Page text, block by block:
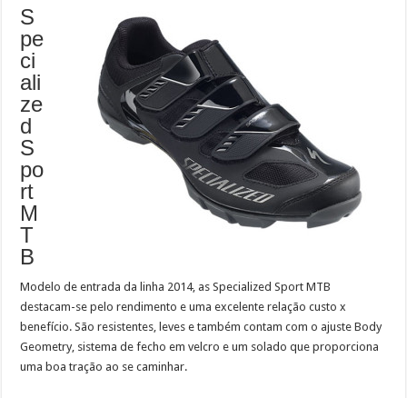
S
pe
ci
ali
ze
d
S
po
rt
M
T
B
Modelo de entrada da linha 2014, as Specialized Sport MTB
destacam-se pelo rendimento e uma excelente relação custo x
benefício. São resistentes, leves e também contam com o ajuste Body
Geometry, sistema de fecho em velcro e um solado que proporciona
uma boa tração ao se caminhar.